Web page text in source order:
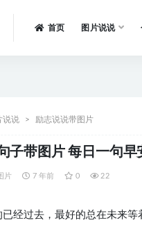
首页 图片说说
说说 励志说说带图片
子带图片 每日一句早
片 7 年前 0 22
经过去，最好的总在未来等